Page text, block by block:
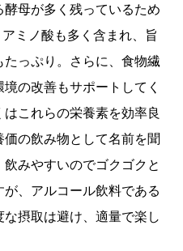
母が多く残っているため
ミノ酸も多く含まれ、旨
っぷり。さらに、食物繊
の改善もサポートしてく
これらの栄養素を効率良
の飲み物として名前を聞
みやすいのでゴクゴクと
、アルコール飲料である
摂取は避け、適量で楽し